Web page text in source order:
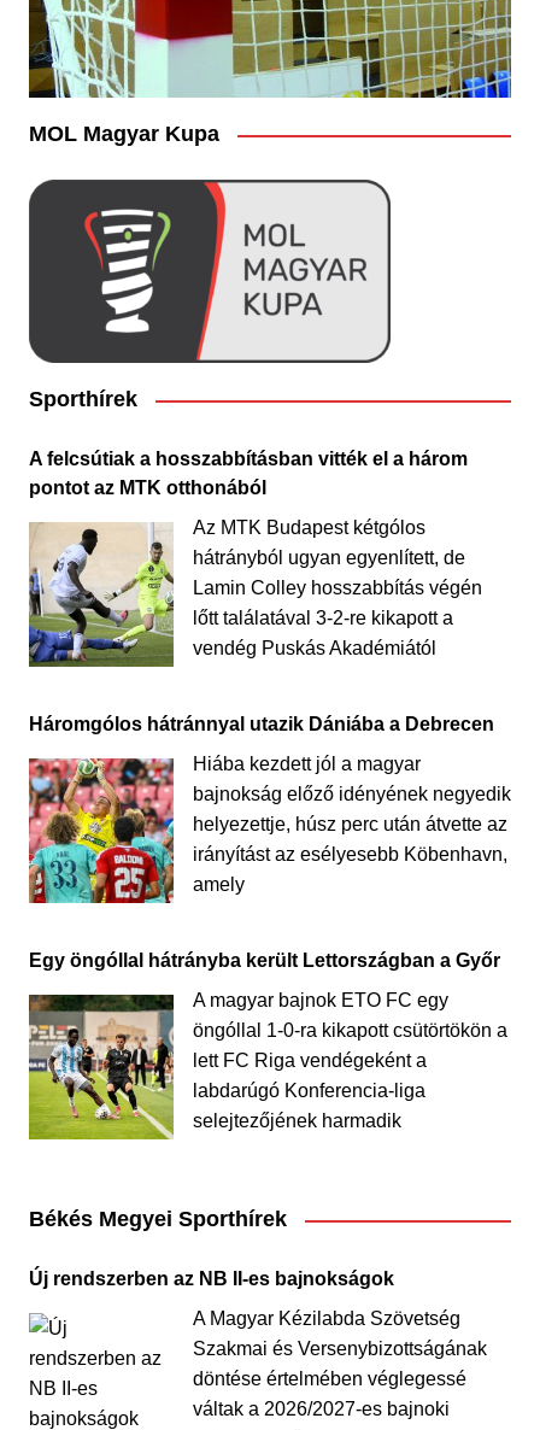
MOL Magyar Kupa
Sporthírek
A felcsútiak a hosszabbításban vitték el a három
pontot az MTK otthonából
Az MTK Budapest kétgólos
hátrányból ugyan egyenlített, de
Lamin Colley hosszabbítás végén
lőtt találatával 3-2-re kikapott a
vendég Puskás Akadémiától
Háromgólos hátránnyal utazik Dániába a Debrecen
Hiába kezdett jól a magyar
bajnokság előző idényének negyedik
helyezettje, húsz perc után átvette az
irányítást az esélyesebb Köbenhavn,
amely
Egy öngóllal hátrányba került Lettországban a Győr
A magyar bajnok ETO FC egy
öngóllal 1-0-ra kikapott csütörtökön a
lett FC Riga vendégeként a
labdarúgó Konferencia-liga
selejtezőjének harmadik
Békés Megyei Sporthírek
Új rendszerben az NB II-es bajnokságok
A Magyar Kézilabda Szövetség
Szakmai és Versenybizottságának
döntése értelmében véglegessé
váltak a 2026/2027-es bajnoki